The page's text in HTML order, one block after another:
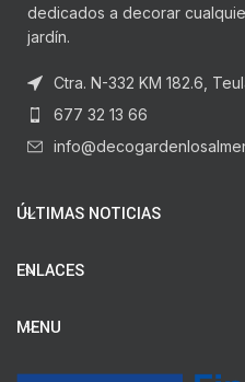
dedicados a decorar
jardín.
Ctra. N-332 KM 182.6,
677 32 13 66
ÚLTIMAS NOTICIAS
ENLACES
MENU